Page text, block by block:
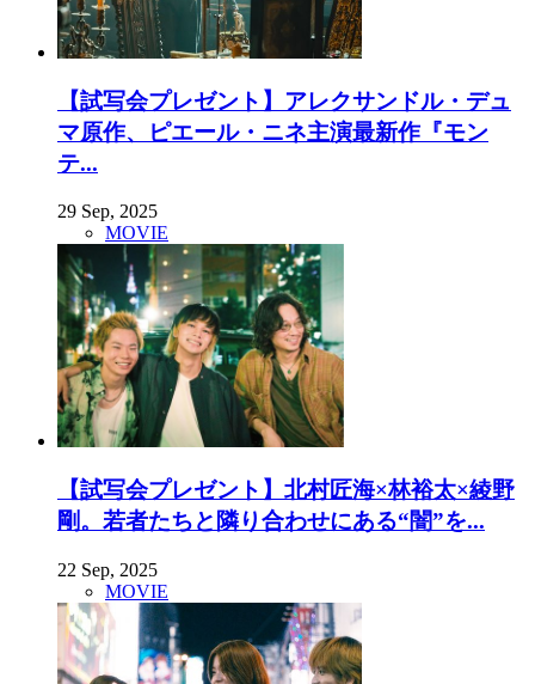
【試写会プレゼント】アレクサンドル・デュ
マ原作、ピエール・ニネ主演最新作『モン
テ...
29 Sep, 2025
MOVIE
【試写会プレゼント】北村匠海×林裕太×綾野
剛。若者たちと隣り合わせにある“闇”を...
22 Sep, 2025
MOVIE